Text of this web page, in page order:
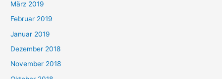
März 2019
Februar 2019
Januar 2019
Dezember 2018
November 2018